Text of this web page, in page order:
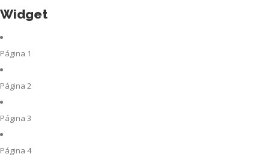
Widget
Página 1
Página 2
Página 3
Página 4